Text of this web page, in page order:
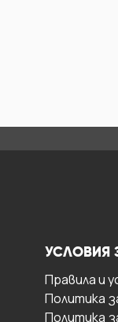
УСЛОВИЯ
Правила и
Политика
Политика